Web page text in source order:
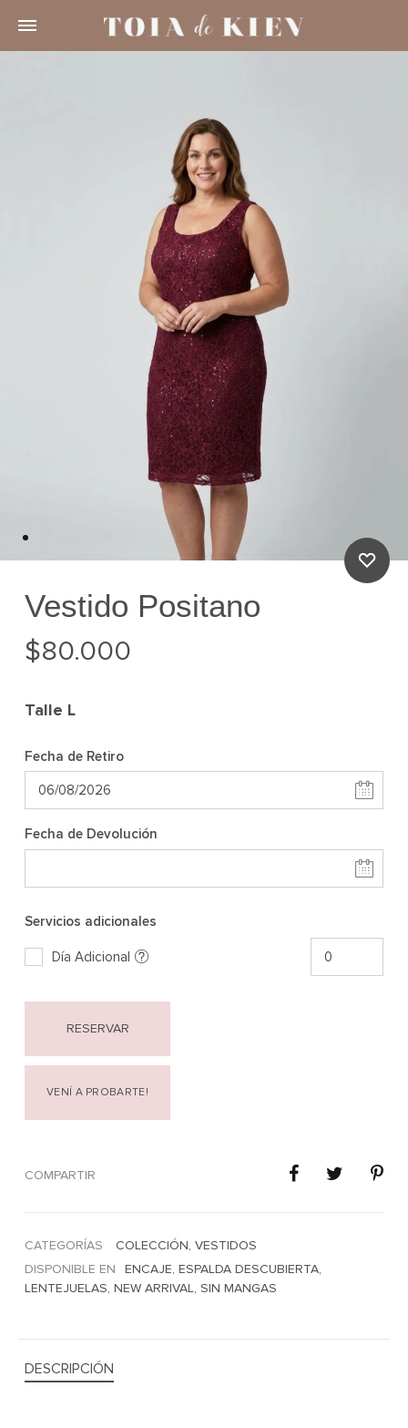
Vestido Positano
$80.000
Talle L
Fecha de Retiro
Fecha de Devolución
Servicios adicionales
Día Adicional
RESERVAR
VENÍ A PROBARTE!
COMPARTIR
CATEGORÍAS COLECCIÓN, VESTIDOS
DISPONIBLE EN
ENCAJE, ESPALDA DESCUBIERTA,
LENTEJUELAS, NEW ARRIVAL, SIN MANGAS
DESCRIPCIÓN